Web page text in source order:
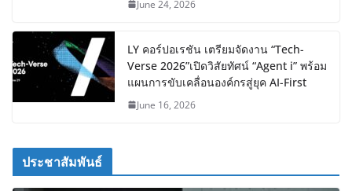
June 24, 2026
LY คอร์ปอเรชัน เตรียมจัดงาน “Tech-
Verse 2026”เปิดวิสัยทัศน์ “Agent i” พร้อม
แผนการขับเคลื่อนองค์กรสู่ยุค AI-First
June 16, 2026
ประชาสัมพันธ์